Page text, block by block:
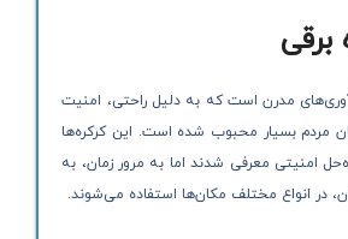
برقی
مدرن است که به دلیل راحتی، امنیت
مردم بسیار محبوب شده است. این کرکره‌ها
امنیتی معرفی شدند اما به مرور زمان، به
در انواع مختلف مکان‌ها استفاده می‌شوند.